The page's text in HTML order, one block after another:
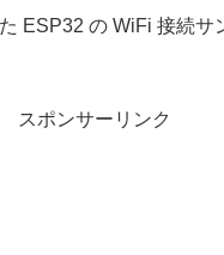
ESP32 の WiFi 接続サ
スポンサーリンク